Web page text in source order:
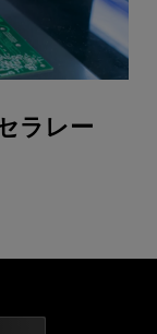
ラレー